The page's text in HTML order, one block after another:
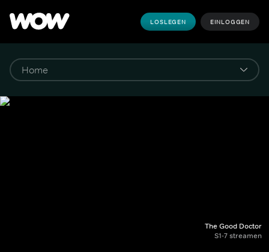
LOSLEGEN EINLOGGEN
The Good Doctor
S1-7 streamen